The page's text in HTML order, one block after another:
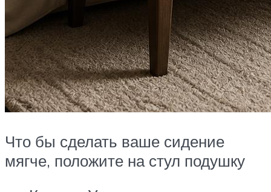
Что бы сделать ваше сидение
мягче, положите на стул подушку